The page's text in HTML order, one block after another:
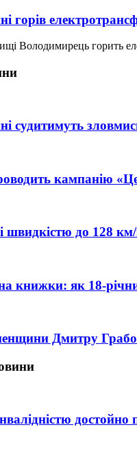
горів
Володимирець горить
судитимуть
кампанію
швидкістю до 128
книжки: як 18-
Дмитру